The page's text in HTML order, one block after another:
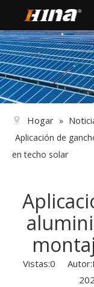
Hogar »
Aplicación de
en techo solar
Vistas:0